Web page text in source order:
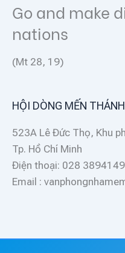
Go and make
nations
(Mt 28, 19)
HỘI DÒNG MẾN
523A Lê Đức Thọ, Khu
Tp. Hồ Chí Minh
Điện thoại: 028
Email :